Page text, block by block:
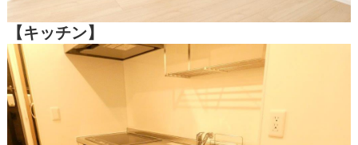
【キッチン】